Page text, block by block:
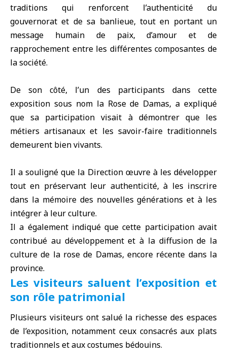
traditions qui renforcent l’authenticité du
gouvernorat et de sa banlieue, tout en portant un
message humain de paix, d’amour et de
rapprochement entre les différentes composantes de
la société.
De son côté, l’un des participants dans cette
exposition sous nom la Rose de Damas, a expliqué
que sa participation visait à démontrer que les
métiers artisanaux et les savoir-faire traditionnels
demeurent bien vivants.
Il a souligné que la Direction œuvre à les développer
tout en préservant leur authenticité, à les inscrire
dans la mémoire des nouvelles générations et à les
intégrer à leur culture.
Il a également indiqué que cette participation avait
contribué au développement et à la diffusion de la
culture de la rose de Damas, encore récente dans la
province.
Les visiteurs saluent l’exposition et
son rôle patrimonial
Plusieurs visiteurs ont salué la richesse des espaces
de l’exposition, notamment ceux consacrés aux plats
traditionnels et aux costumes bédouins.